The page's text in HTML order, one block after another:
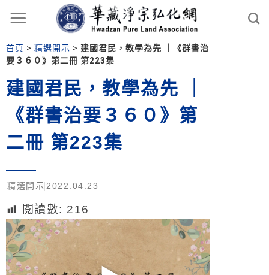
首頁 > 精選開示 > 建國君民，教學為先 ｜《群書治
要３６０》第二冊 第223集
建國君民，教學為先 ｜
《群書治要３６０》第
二冊 第223集
精選開示 2022.04.23
閱讀數: 216